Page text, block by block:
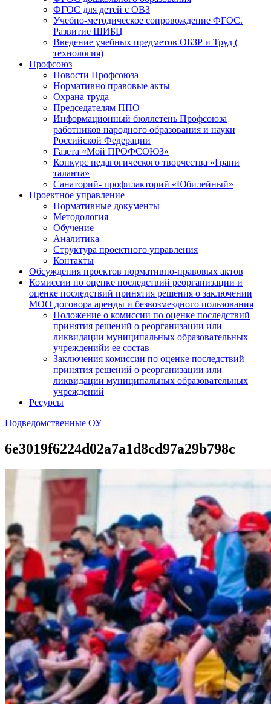
ФГОС для детей с ОВЗ
Учебно-методическое сопровождение ФГОС.
Развитие ШИБЦ
Введение учебных предметов ОБЗР и Труд (
технология)
Профсоюз
Новости Профсоюза
Нормативно правовые акты
Охрана труда
Председателям ППО
Информационный бюллетень Профсоюза
работников народного образования и науки
Российской Федерации
Газета «Мой ПРОФСОЮЗ»
Конкурс педагогического творчества «Грани
таланта»
Санаторий- профилакторий «Юбилейный»
Проектное управление
Нормативные документы
Методология
Обучение
Аналитика
Структура проектного управления
Контакты
Обсуждения проектов нормативно-правовых актов
Комиссии по оценке последствий реорганизации и
оценке последствий принятия решения о заключении
МОО договора аренды и безвозмездного пользования
Положение о комиссии по оценке последствий
принятия решений о реорганизации или
ликвидации муниципальных образовательных
учрежденийи ее состав
Заключения комиссии по оценке последствий
принятия решений о реорганизации или
ликвидации муниципальных образовательных
учреждений
Ресурсы
Подведомственные ОУ
6e3019f6224d02a7a1d8cd97a29b798c